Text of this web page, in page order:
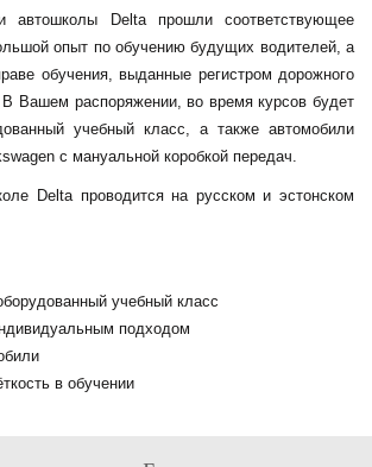
автошколы Delta прошли соответствующее
опыт по обучению будущих водителей, а
обучения, выданные регистром дорожного
Вашем распоряжении, во время курсов будет
учебный класс, а также автомобили
с мануальной коробкой передач.
Delta проводится на русском и эстонском
учебный класс
подходом
в обучении